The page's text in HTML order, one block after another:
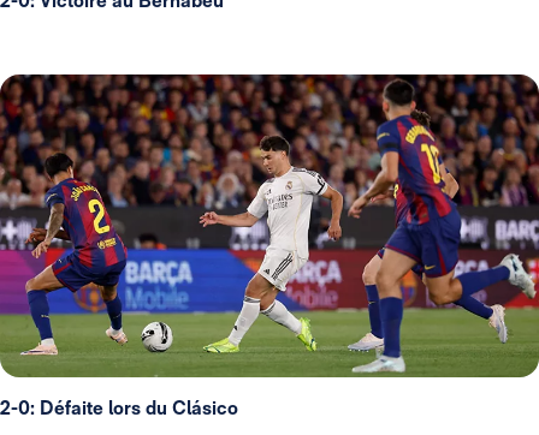
2-0: Défaite lors du Clásico